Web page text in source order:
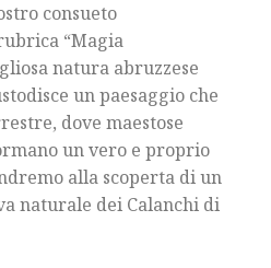
consueto
“Magia
natura abruzzese
un paesaggio che
dove maestose
un vero e proprio
alla scoperta di un
naturale dei Calanchi di